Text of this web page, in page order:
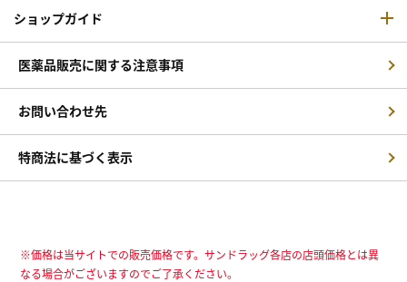
ショップガイド
医薬品販売に関する注意事項
お問い合わせ先
特商法に基づく表示
※価格は当サイトでの販売価格です。サンドラッグ各店の店頭価格とは異
なる場合がございますのでご了承ください。